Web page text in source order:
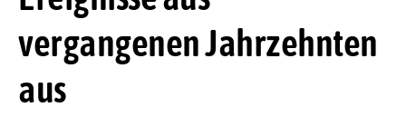
vergangenen Jahrzehnten
aus